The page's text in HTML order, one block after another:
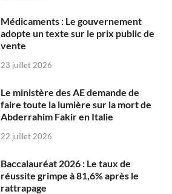
Médicaments : Le gouvernement
adopte un texte sur le prix public de
vente
23 juillet 2026
Le ministère des AE demande de
faire toute la lumière sur la mort de
Abderrahim Fakir en Italie
22 juillet 2026
Baccalauréat 2026 : Le taux de
réussite grimpe à 81,6% après le
rattrapage